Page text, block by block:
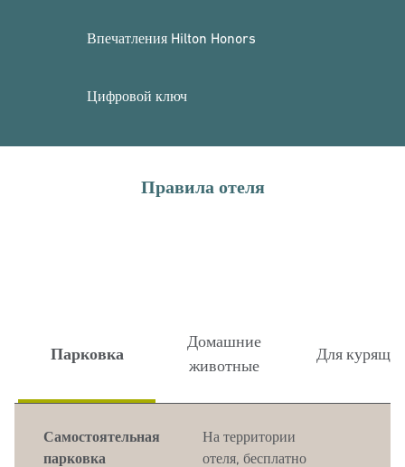
Впечатления Hilton Honors
Цифровой ключ
Правила отеля
Парковка
Домашние
животные
Для
Самостоятельная
парковка
На территории
отеля, бесплатно